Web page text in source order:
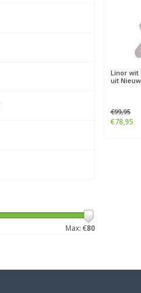
Max: €80
Linor wit
uit
€99,95
€78,95